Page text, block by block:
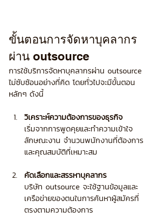
ขั้นตอนการจัดหาบุคลากร
ผ่าน outsource
การใช้บริการจัดหาบุคลากรผ่าน outsource
ไม่ซับซ้อนอย่างที่คิด โดยทั่วไปจะมีขั้นตอน
หลักๆ ดังนี้
วิเคราะห์ความต้องการของธุรกิจ
เริ่มจากการพูดคุยและทำความเข้าใจ
ลักษณะงาน จำนวนพนักงานที่ต้องการ
และคุณสมบัติที่เหมาะสม
คัดเลือกและสรรหาบุคลากร
บริษัท outsource จะใช้ฐานข้อมูลและ
เครือข่ายของตนในการค้นหาผู้สมัครที่
ตรงตามความต้องการ